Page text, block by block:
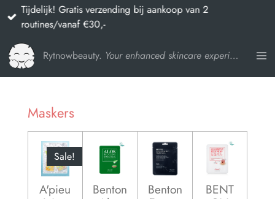
Ga
direct
naar
de
hoofdinhoud
Rytnowbeauty. Your enhanced skincare experience
Tijdelijk! Gratis verzending bij aankoop van 2
routines/vanaf €30,-
Maskers
Sale!
A'pieu Benton Benton BENT